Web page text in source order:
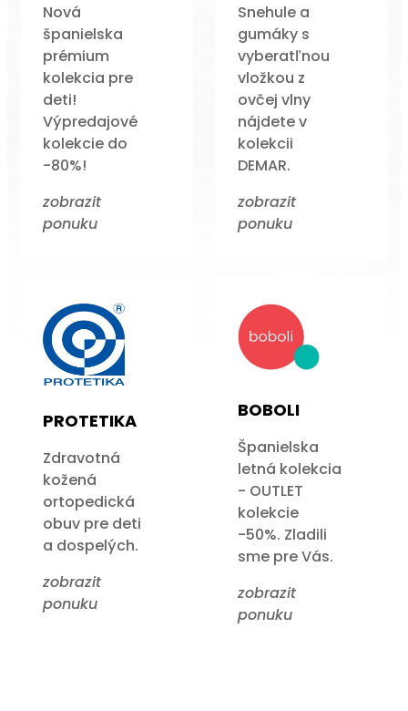
Nová
španielska
prémium
kolekcia pre
deti!
Výpredajové
kolekcie do
-80%!
zobrazit
ponuku
Snehule a
gumáky s
vyberatľnou
vložkou z
ovčej vlny
nájdete v
kolekcii
DEMAR.
zobrazit
ponuku
PROTETIKA
Zdravotná
kožená
ortopedická
obuv pre deti
a dospelých.
zobrazit
ponuku
BOBOLI
Španielska
letná kolekcia
- OUTLET
kolekcie
-50%. Zladili
sme pre Vás.
zobrazit
ponuku